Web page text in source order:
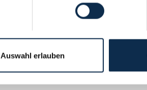
Auswahl erlauben